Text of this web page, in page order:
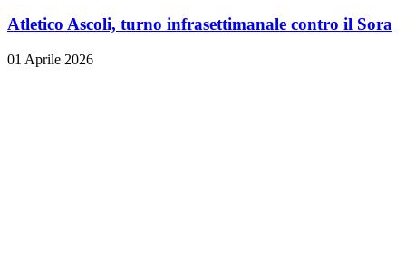
Atletico Ascoli, turno infrasettimanale contro il Sora
01 Aprile 2026